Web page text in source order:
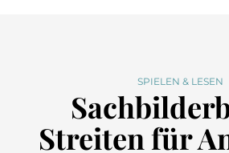
SPIELEN & LESEN
Streiten für